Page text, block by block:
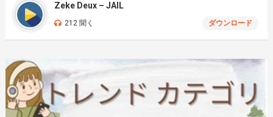
Zeke Deux – JAIL
212 聞く ダウンロード